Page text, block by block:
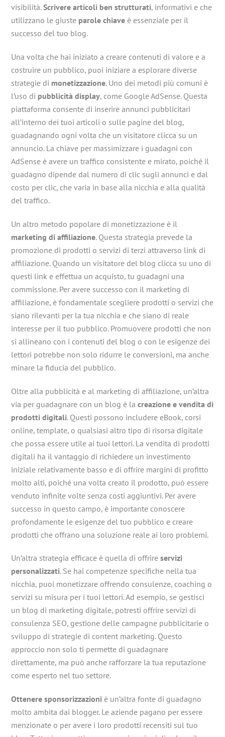
visibilità.Scrivere articoli ben strutturati, informativi e che
utilizzano le giuste parole chiave è essenziale per il
successo del tuo blog.
Una volta che hai iniziato a creare contenuti di valore e a
costruire un pubblico, puoi iniziare a esplorare diverse
strategie di monetizzazione. Uno dei metodi più comuni è
l’uso di pubblicità display, come Google AdSense. Questa
piattaforma consente di inserire annunci pubblicitari
all’interno dei tuoi articoli o sulle pagine del blog,
guadagnando ogni volta che un visitatore clicca su un
annuncio. La chiave per massimizzare i guadagni con
AdSense è avere un traffico consistente e mirato, poiché il
guadagno dipende dal numero di clic sugli annunci e dal
costo per clic, che varia in base alla nicchia e alla qualità
del traffico.
Un altro metodo popolare di monetizzazione è il
marketing di affiliazione. Questa strategia prevede la
promozione di prodotti o servizi di terzi attraverso link di
affiliazione. Quando un visitatore del blog clicca su uno di
questi link e effettua un acquisto, tu guadagni una
commissione. Per avere successo con il marketing di
affiliazione, è fondamentale scegliere prodotti o servizi che
siano rilevanti per la tua nicchia e che siano di reale
interesse per il tuo pubblico. Promuovere prodotti che non
si allineano con i contenuti del blog o con le esigenze dei
lettori potrebbe non solo ridurre le conversioni, ma anche
minare la fiducia del pubblico.
Oltre alla pubblicità e al marketing di affiliazione, un’altra
via per guadagnare con un blog è lacreazione e vendita di
prodotti digitali. Questi possono includere eBook, corsi
online, template, o qualsiasi altro tipo di risorsa digitale
che possa essere utile ai tuoi lettori. La vendita di prodotti
digitali ha il vantaggio di richiedere un investimento
iniziale relativamente basso e di offrire margini di profitto
molto alti, poiché una volta creato il prodotto, può essere
venduto infinite volte senza costi aggiuntivi. Per avere
successo in questo campo, è importante conoscere
profondamente le esigenze del tuo pubblico e creare
prodotti che offrano una soluzione reale ai loro problemi.
Un’altra strategia efficace è quella di offrireservizi
personalizzati. Se hai competenze specifiche nella tua
nicchia, puoi monetizzare offrendo consulenze, coaching o
servizi su misura per i tuoi lettori. Ad esempio, se gestisci
un blog di marketing digitale, potresti offrire servizi di
consulenza SEO, gestione delle campagne pubblicitarie o
sviluppo di strategie di content marketing. Questo
approccio non solo ti permette di guadagnare
direttamente, ma può anche rafforzare la tua reputazione
come esperto nel tuo settore.
Ottenere sponsorizzazioni è un’altra fonte di guadagno
molto ambita dai blogger. Le aziende pagano per essere
menzionate o per avere i loro prodotti recensiti sul tuo